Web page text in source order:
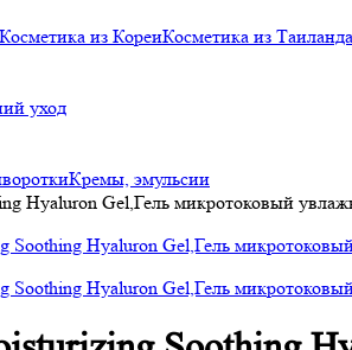
Косметика из КореиКосметика из Таиланда
уход
Кремы, эмульсии
Hyaluron Gel,Гель микротоковый